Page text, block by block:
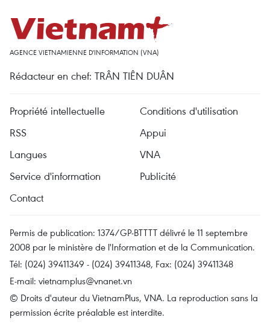
AGENCE VIETNAMIENNE D'INFORMATION (VNA)
Rédacteur en chef: TRÂN TIÊN DUÂN
Propriété intellectuelle
Conditions d'utilisation
RSS
Appui
Langues
VNA
Service d'information
Publicité
Contact
Permis de publication: 1374/GP-BTTTT délivré le 11 septembre
2008 par le ministère de l'Information et de la Communication.
Tél: (024) 39411349 - (024) 39411348, Fax: (024) 39411348
E-mail: vietnamplus@vnanet.vn
© Droits d'auteur du VietnamPlus, VNA. La reproduction sans la
permission écrite préalable est interdite.